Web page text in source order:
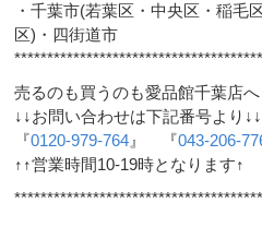
・千葉市(若葉区・中央区・稲毛
区)・四街道市
売るのも買うのも愛品館千葉店へ
↓↓お問い合わせは下記番号より↓↓
『0120-979-764 』 『043-206-
↑↑営業時間10-19時となります↑